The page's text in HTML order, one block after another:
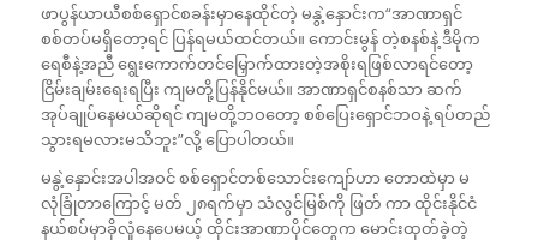
ဖာပွန်ယာယီစစ်ရှောင်စခန်းမှာနေထိုင်တဲ့ မနွဲ့နှောင်းက“အာဏာရှင်
စစ်တပ်မရှိတော့ရင် ပြန်ရမယ်ထင်တယ်။ ကောင်းမွန် တဲ့စနစ်နဲ့ ဒီမိုက
ရေစီနဲ့အညီ ရွေးကောက်တင်မြှောက်ထားတဲ့အစိုးရဖြစ်လာရင်တော့
ငြိမ်းချမ်းရေးရပြီး ကျမတို့ပြန်နိုင်မယ်။ အာဏာရှင်စနစ်သာ ဆက်
အုပ်ချုပ်နေမယ်ဆိုရင် ကျမတို့ဘဝတော့ စစ်ပြေးရှောင်ဘဝနဲ့ ရပ်တည်
သွားရမလားမသိဘူး”လို့ ပြောပါတယ်။
မနွဲ့နှောင်းအပါအဝင် စစ်ရှောင်တစ်သောင်းကျော်ဟာ တောထဲမှာ မ
လုံခြုံတာကြောင့် မတ် ၂၈ရက်မှာ သံလွင်မြစ်ကို ဖြတ် ကာ ထိုင်းနိုင်ငံ
နယ်စပ်မှာခိုလှုံနေပေမယ့် ထိုင်းအာဏာပိုင်တွေက မောင်းထုတ်ခဲ့တဲ့